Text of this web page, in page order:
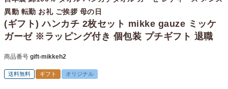
異動 転勤 お礼 ご挨拶 母の日
(ギフト) ハンカチ 2枚セット mikke gauze ミッケ
ガーゼ ※ラッピング付き 個包装 プチギフト 退職
商品番号 gift-mikkeh2
送料無料 ギフト オリジナル